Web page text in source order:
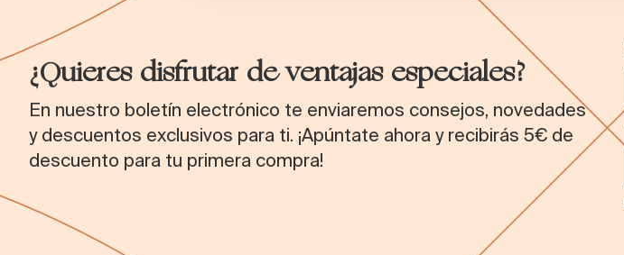
¿Quieres disfrutar de ventajas especiales?
En nuestro boletín electrónico te enviaremos consejos, novedades
y descuentos exclusivos para ti. ¡Apúntate ahora y recibirás 5€ de
descuento para tu primera compra!